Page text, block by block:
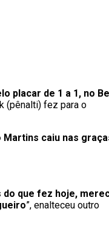
placar de 1 a 1, no
(pênalti) fez para o
caiu nas
que fez hoje,
”, enalteceu outro